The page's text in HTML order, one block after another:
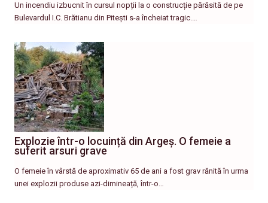
Un incendiu izbucnit în cursul nopții la o construcție părăsită de pe
Bulevardul I.C. Brătianu din Pitești s-a încheiat tragic.…
Explozie într-o locuință din Argeș. O femeie a
suferit arsuri grave
O femeie în vârstă de aproximativ 65 de ani a fost grav rănită în urma
unei explozii produse azi-dimineață, într-o…